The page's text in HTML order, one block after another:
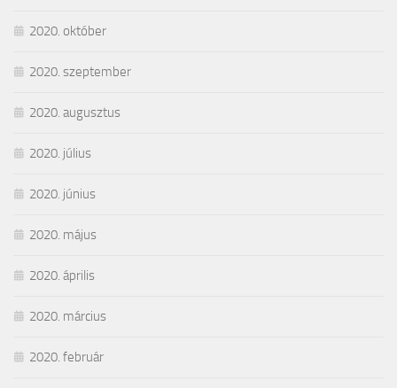
2020. október
2020. szeptember
2020. augusztus
2020. július
2020. június
2020. május
2020. április
2020. március
2020. február